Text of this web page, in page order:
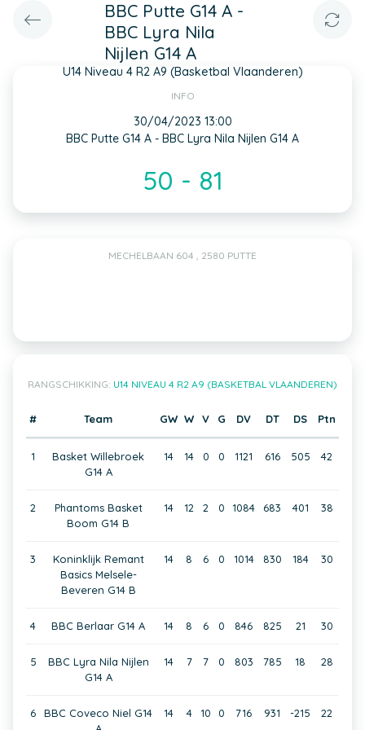
BBC Putte G14 A -
BBC Lyra Nila
Nijlen G14 A
U14 Niveau 4 R2 A9 (Basketbal Vlaanderen)
INFO
30/04/2023 13:00
BBC Putte G14 A - BBC Lyra Nila Nijlen G14 A
50 - 81
MECHELBAAN 604 , 2580 PUTTE
RANGSCHIKKING: U14 NIVEAU 4 R2 A9 (BASKETBAL VLAANDEREN)
# Team GW W V G DV DT DS Ptn
1
Basket Willebroek
G14 A
14 14 0 0 1121 616 505 42
2
Phantoms Basket
Boom G14 B
14 12 2 0 1084 683 401 38
3
Koninklijk Remant
Basics Melsele-
Beveren G14 B
14 8 6 0 1014 830 184 30
4 BBC Berlaar G14 A 14 8 6 0 846 825 21 30
5
BBC Lyra Nila Nijlen
G14 A
14 7 7 0 803 785 18 28
6
BBC Coveco Niel G14
14 4 10 0 716 931 -215 22